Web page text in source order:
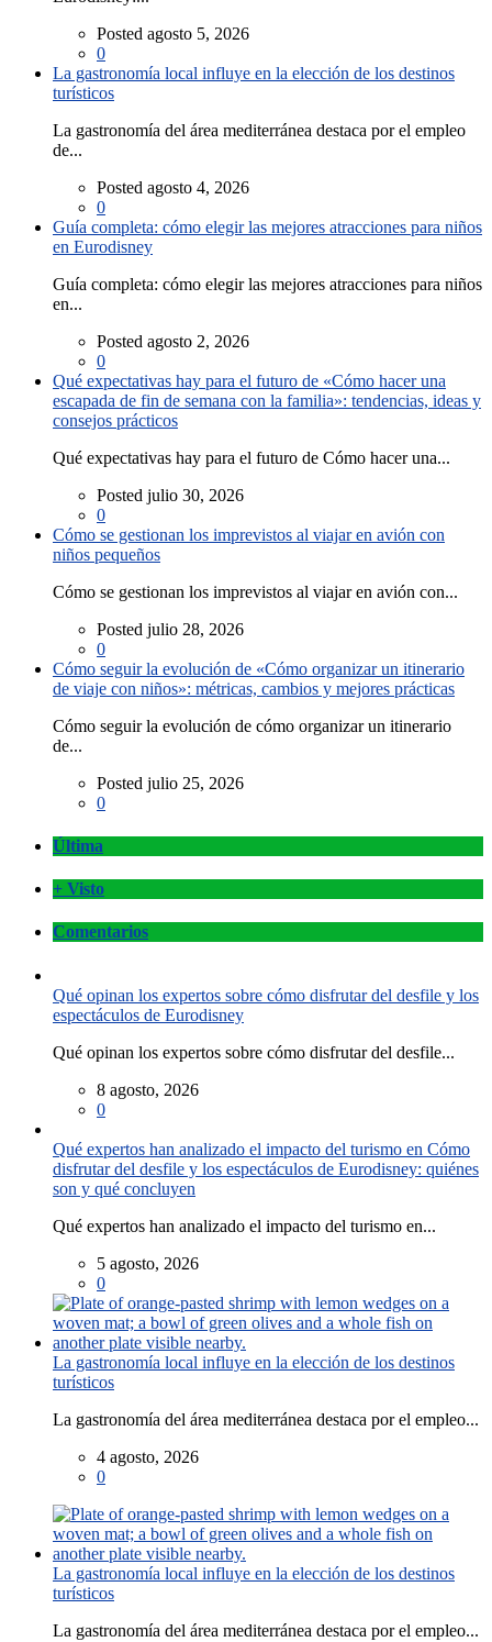
Posted agosto 5, 2026
0
La gastronomía local influye en la elección de los destinos
turísticos
La gastronomía del área mediterránea destaca por el empleo
de...
Posted agosto 4, 2026
0
Guía completa: cómo elegir las mejores atracciones para niños
en Eurodisney
Guía completa: cómo elegir las mejores atracciones para niños
en...
Posted agosto 2, 2026
0
Qué expectativas hay para el futuro de «Cómo hacer una
escapada de fin de semana con la familia»: tendencias, ideas y
consejos prácticos
Qué expectativas hay para el futuro de Cómo hacer una...
Posted julio 30, 2026
0
Cómo se gestionan los imprevistos al viajar en avión con
niños pequeños
Cómo se gestionan los imprevistos al viajar en avión con...
Posted julio 28, 2026
0
Cómo seguir la evolución de «Cómo organizar un itinerario
de viaje con niños»: métricas, cambios y mejores prácticas
Cómo seguir la evolución de cómo organizar un itinerario
de...
Posted julio 25, 2026
0
Última
+ Visto
Comentarios
Qué opinan los expertos sobre cómo disfrutar del desfile y los
espectáculos de Eurodisney
Qué opinan los expertos sobre cómo disfrutar del desfile...
8 agosto, 2026
0
Qué expertos han analizado el impacto del turismo en Cómo
disfrutar del desfile y los espectáculos de Eurodisney: quiénes
son y qué concluyen
Qué expertos han analizado el impacto del turismo en...
5 agosto, 2026
0
La gastronomía local influye en la elección de los destinos
turísticos
La gastronomía del área mediterránea destaca por el empleo...
4 agosto, 2026
0
La gastronomía local influye en la elección de los destinos
turísticos
La gastronomía del área mediterránea destaca por el empleo...